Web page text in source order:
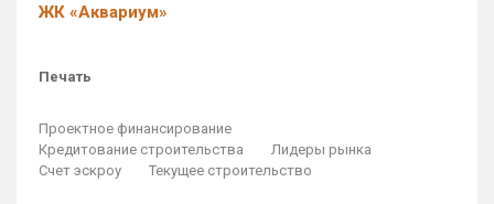
ЖК «Аквариум»
Печать
Проектное финансирование
Кредитование строительства
Лидеры рынка
Счет эскроу
Текущее строительство